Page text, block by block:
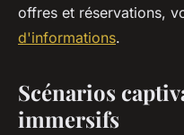
offres et réservations,
d'informations.
Scénarios
immersifs